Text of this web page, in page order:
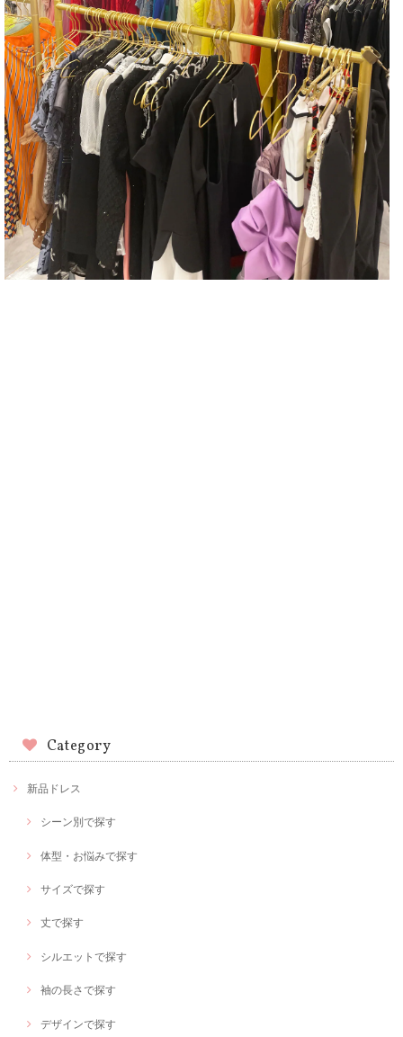
Category
新品ドレス
シーン別で探す
体型・お悩みで探す
サイズで探す
丈で探す
シルエットで探す
袖の長さで探す
デザインで探す